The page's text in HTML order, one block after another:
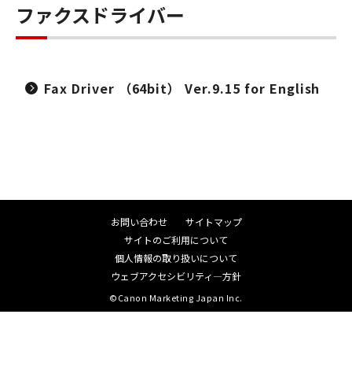
ファクスドライバー
Fax Driver （64bit） Ver.9.15 for English
お問い合わせ
サイトマップ
サイトのご利用について
個人情報の取り扱いについて
ウェブアクセシビリティ―方針
©Canon Marketing Japan Inc.